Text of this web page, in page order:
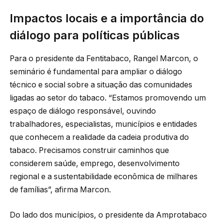
Impactos locais e a importância do
diálogo para políticas públicas
Para o presidente da Fentitabaco, Rangel Marcon, o
seminário é fundamental para ampliar o diálogo
técnico e social sobre a situação das comunidades
ligadas ao setor do tabaco. “Estamos promovendo um
espaço de diálogo responsável, ouvindo
trabalhadores, especialistas, municípios e entidades
que conhecem a realidade da cadeia produtiva do
tabaco. Precisamos construir caminhos que
considerem saúde, emprego, desenvolvimento
regional e a sustentabilidade econômica de milhares
de famílias”, afirma Marcon.
Do lado dos municípios, o presidente da Amprotabaco